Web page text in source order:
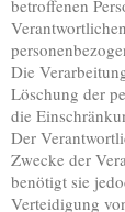
betroffenen
Die
Löschung der
die
Der
Zwecke der
benötigt sie
Verteidigung